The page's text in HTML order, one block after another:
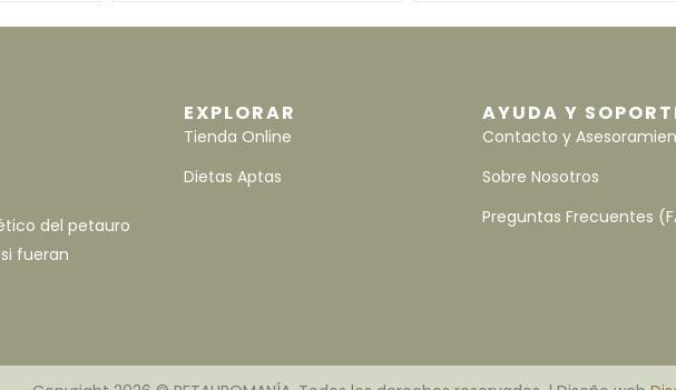
del petauro
fueran
EXPLORAR
Tienda Online
Dietas Aptas
AYUDA Y
Contacto y
Sobre Nosotros
Preguntas Frecuentes